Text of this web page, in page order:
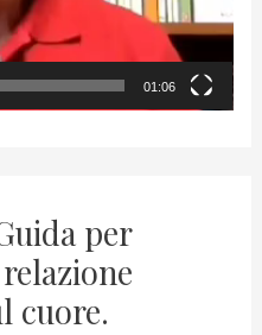
01:06
per
cuore.